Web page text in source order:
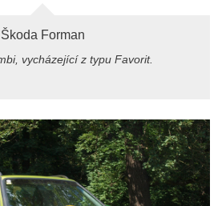
Škoda Forman
vycházející z typu Favorit.